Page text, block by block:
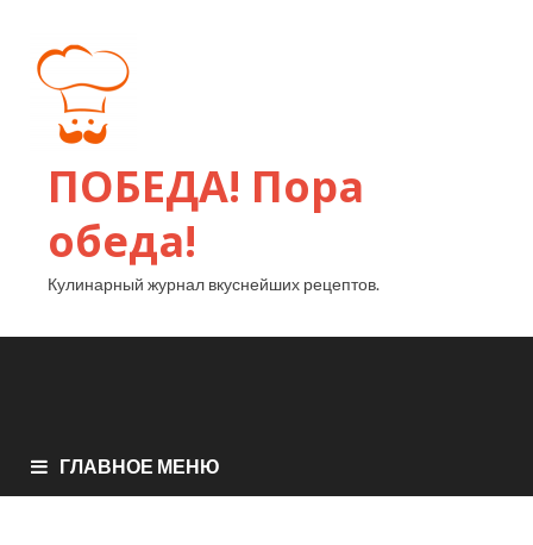
ПОБЕДА! Пора
обеда!
Кулинарный журнал вкуснейших рецептов.
ГЛАВНОЕ МЕНЮ